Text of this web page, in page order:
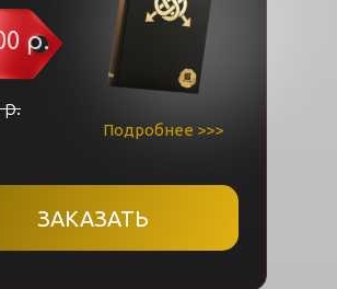
ЗАКАЗАТЬ
р.
Подробнее >>>
р.